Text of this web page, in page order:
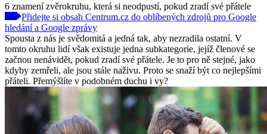
6 znamení zvěrokruhu, která si neodpustí, pokud zradí své přátele
Přidejte si obsah Centrum.cz do oblíbených zdrojů pro Google
hledání a Google zprávy
Spousta z nás je svědomitá a jedná tak, aby nezradila ostatní. V
tomto okruhu lidí však existuje jedna subkategorie, jejíž členové se
začnou nenávidět, pokud zradí své přátele. Je to pro ně stejné, jako
kdyby zemřeli, ale jsou stále naživu. Proto se snaží být co nejlepšími
přáteli. Přemýšlíte v podobném duchu i vy?